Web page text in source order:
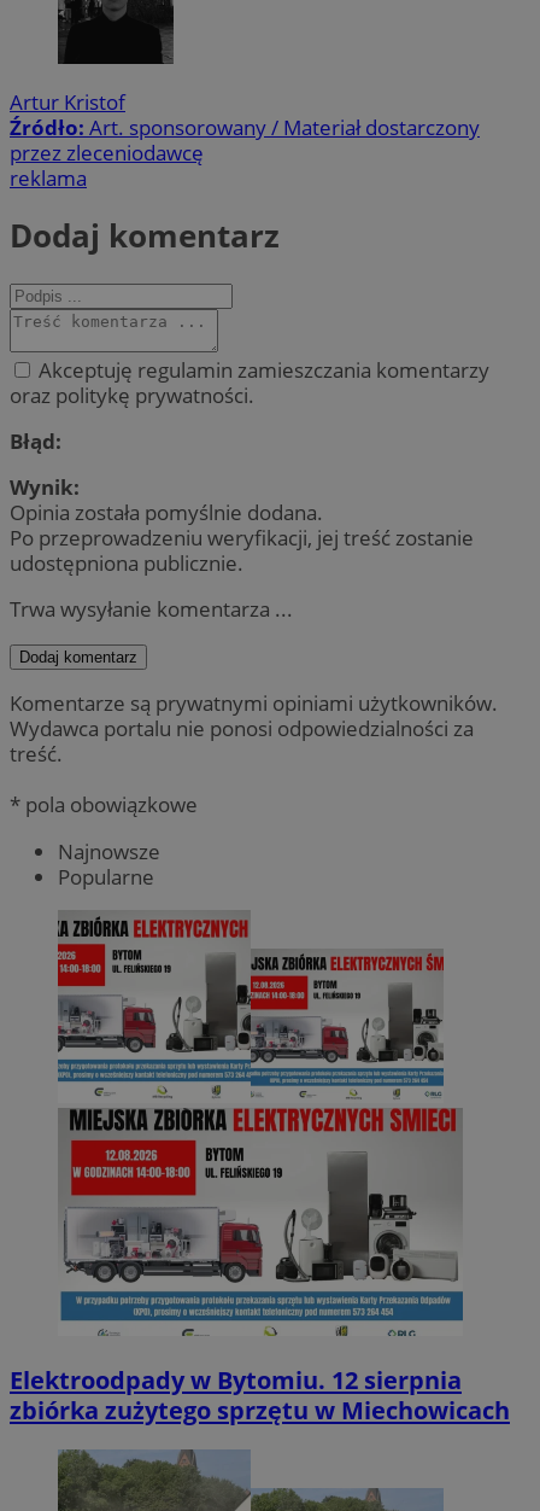
Artur Kristof
Źródło: Art. sponsorowany / Materiał dostarczony
przez zleceniodawcę
reklama
Dodaj komentarz
Akceptuję regulamin zamieszczania komentarzy
oraz politykę prywatności.
Błąd:
Wynik:
Opinia została pomyślnie dodana.
Po przeprowadzeniu weryfikacji, jej treść zostanie
udostępniona publicznie.
Trwa wysyłanie komentarza ...
Dodaj komentarz
Komentarze są prywatnymi opiniami użytkowników.
Wydawca portalu nie ponosi odpowiedzialności za
treść.
* pola obowiązkowe
Najnowsze
Popularne
Elektroodpady w Bytomiu. 12 sierpnia
zbiórka zużytego sprzętu w Miechowicach